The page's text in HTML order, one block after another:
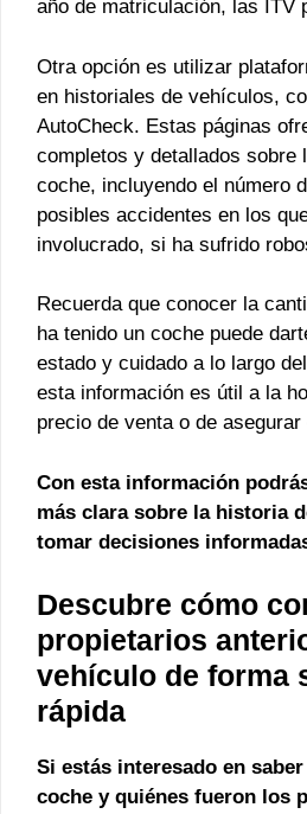
año de matriculación, las ITV
Otra opción es utilizar
en historiales de vehículos,
AutoCheck. Estas páginas
completos y detallados sobre
coche, incluyendo el número
posibles accidentes en los
involucrado, si ha sufrido
Recuerda que conocer la
ha tenido un coche puede
estado y cuidado a lo largo
esta información es útil a la
precio de venta o de
Con esta información
más clara sobre la historia
tomar decisiones
Descubre cómo
propietarios
vehículo de forma
rápida
Si estás interesado en
coche y quiénes fueron los